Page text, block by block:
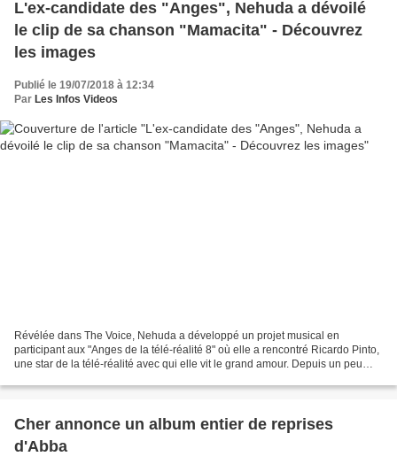
L'ex-candidate des "Anges", Nehuda a dévoilé
le clip de sa chanson "Mamacita" - Découvrez
les images
Publié le 19/07/2018 à 12:34
Par Les Infos Videos
Révélée dans The Voice, Nehuda a développé un projet musical en
participant aux "Anges de la télé-réalité 8" où elle a rencontré Ricardo Pinto,
une star de la télé-réalité avec qui elle vit le grand amour. Depuis un peu
Cher annonce un album entier de reprises
d'Abba